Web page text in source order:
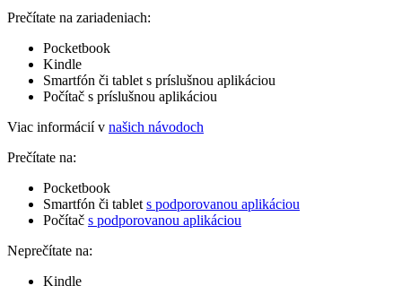
Prečítate na zariadeniach:
Pocketbook
Kindle
Smartfón či tablet s príslušnou aplikáciou
Počítač s príslušnou aplikáciou
Viac informácií v našich návodoch
Prečítate na:
Pocketbook
Smartfón či tablet s podporovanou aplikáciou
Počítač s podporovanou aplikáciou
Neprečítate na:
Kindle